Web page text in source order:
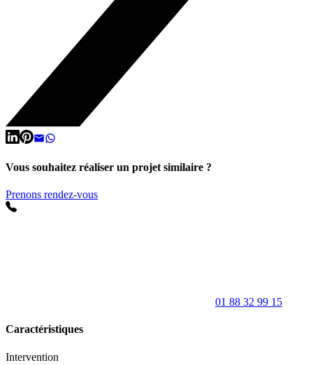
Vous souhaitez réaliser un projet similaire ?
Prenons rendez-vous
01 88 32 99 15
Caractéristiques
Intervention